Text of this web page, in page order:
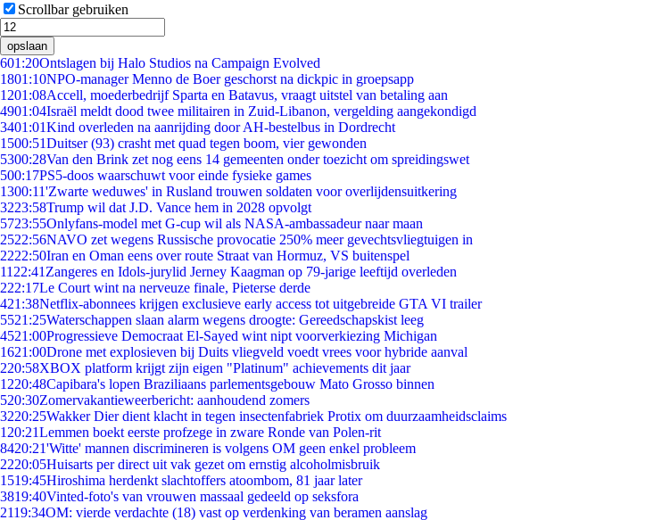
Scrollbar gebruiken
opslaan
601:20Ontslagen bij Halo Studios na Campaign Evolved
1801:10NPO-manager Menno de Boer geschorst na dickpic in groepsapp
1201:08Accell, moederbedrijf Sparta en Batavus, vraagt uitstel van betaling aan
4901:04Israël meldt dood twee militairen in Zuid-Libanon, vergelding aangekondigd
3401:01Kind overleden na aanrijding door AH-bestelbus in Dordrecht
1500:51Duitser (93) crasht met quad tegen boom, vier gewonden
5300:28Van den Brink zet nog eens 14 gemeenten onder toezicht om spreidingswet
500:17PS5-doos waarschuwt voor einde fysieke games
1300:11'Zwarte weduwes' in Rusland trouwen soldaten voor overlijdensuitkering
3223:58Trump wil dat J.D. Vance hem in 2028 opvolgt
5723:55Onlyfans-model met G-cup wil als NASA-ambassadeur naar maan
2522:56NAVO zet wegens Russische provocatie 250% meer gevechtsvliegtuigen in
2222:50Iran en Oman eens over route Straat van Hormuz, VS buitenspel
11 22:41 Zangeres en Idols-jurylid Jerney Kaagman op 79-jarige leeftijd overleden
222:17Le Court wint na nerveuze finale, Pieterse derde
421:38Netflix-abonnees krijgen exclusieve early access tot uitgebreide GTA VI trailer
5521:25Waterschappen slaan alarm wegens droogte: Gereedschapskist leeg
4521:00Progressieve Democraat El-Sayed wint nipt voorverkiezing Michigan
1621:00Drone met explosieven bij Duits vliegveld voedt vrees voor hybride aanval
220:58XBOX platform krijgt zijn eigen "Platinum" achievements dit jaar
1220:48Capibara's lopen Braziliaans parlementsgebouw Mato Grosso binnen
520:30Zomervakantieweerbericht: aanhoudend zomers
3220:25Wakker Dier dient klacht in tegen insectenfabriek Protix om duurzaamheidsclaims
1 20:21Lemmen boekt eerste profzege in zware Ronde van Polen-rit
8420:21'Witte' mannen discrimineren is volgens OM geen enkel probleem
2220:05Huisarts per direct uit vak gezet om ernstig alcoholmisbruik
1519:45Hiroshima herdenkt slachtoffers atoombom, 81 jaar later
3819:40Vinted-foto's van vrouwen massaal gedeeld op seksfora
2119:34OM: vierde verdachte (18) vast op verdenking van beramen aanslag